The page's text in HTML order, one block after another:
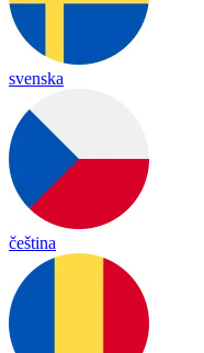
svenska
čeština